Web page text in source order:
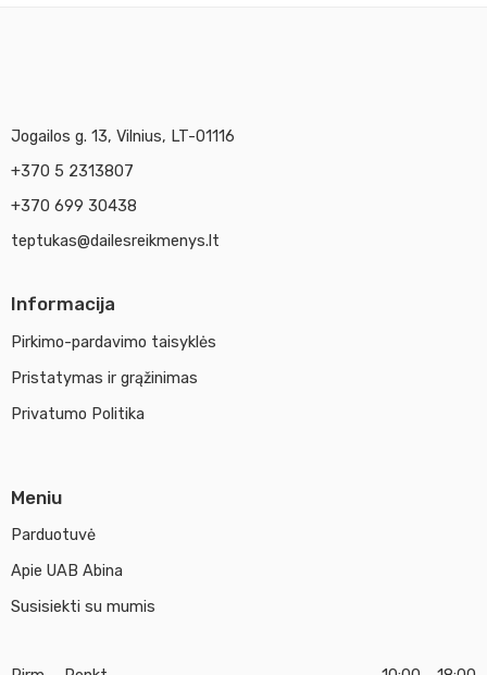
Jogailos g. 13, Vilnius, LT-01116
+370 5 2313807
+370 699 30438
teptukas@dailesreikmenys.lt
Informacija
Pirkimo-pardavimo taisyklės
Pristatymas ir grąžinimas
Privatumo Politika
Meniu
Parduotuvė
Apie UAB Abina
Susisiekti su mumis